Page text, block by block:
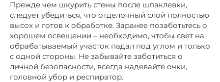
Прежде чем шкурить стены после шпаклевки,
следует убедиться, что отделочный слой полностью
высох и готов к обработке. Заранее позаботьтесь о
хорошем освещении – необходимо, чтобы свет на
обрабатываемый участок падал под углом и только
с одной стороны. Не забывайте заботиться о
личной безопасности, всегда надевайте очки,
головной убор и респиратор.